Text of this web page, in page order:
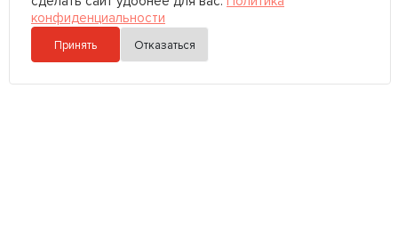
конфиденциальности
Принять Отказаться